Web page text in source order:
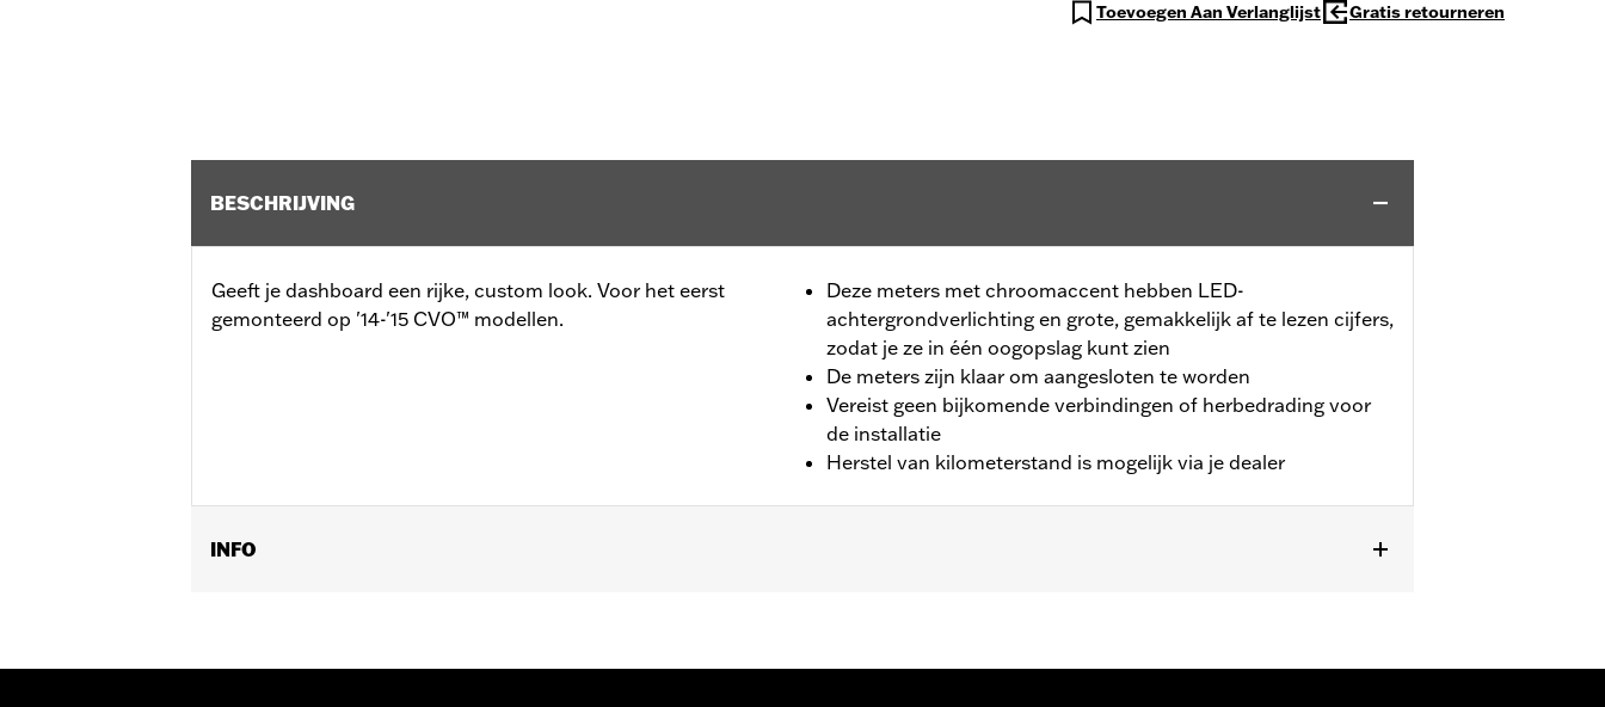
Toevoegen Aan Verlanglijst Gratis retourneren
BESCHRIJVING
Geeft je dashboard een rijke, custom look. Voor het eerst
gemonteerd op '14-'15 CVO™ modellen.
Deze meters met chroomaccent hebben LED-
achtergrondverlichting en grote, gemakkelijk af te lezen cijfers,
zodat je ze in één oogopslag kunt zien
De meters zijn klaar om aangesloten te worden
Vereist geen bijkomende verbindingen of herbedrading voor
de installatie
Herstel van kilometerstand is mogelijk via je dealer
INFO
Per stuk verkocht:Elk